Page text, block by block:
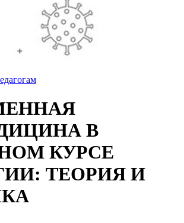
В
КУРСЕ
ТЕОРИЯ И